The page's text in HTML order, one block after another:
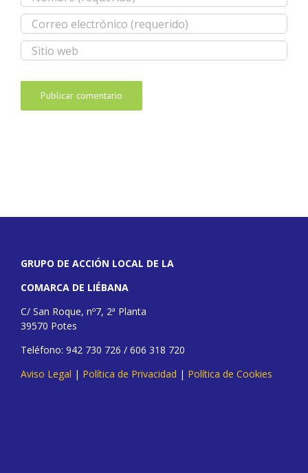
GRUPO DE ACCIÓN LOCAL DE LA
COMARCA DE LIÉBANA
C/ San Roque, nº7, 2ª Planta
39570 Potes
Teléfono: 942 730 726 / 606 318 720
Aviso Legal | Política de Privacidad | Política de Cookies